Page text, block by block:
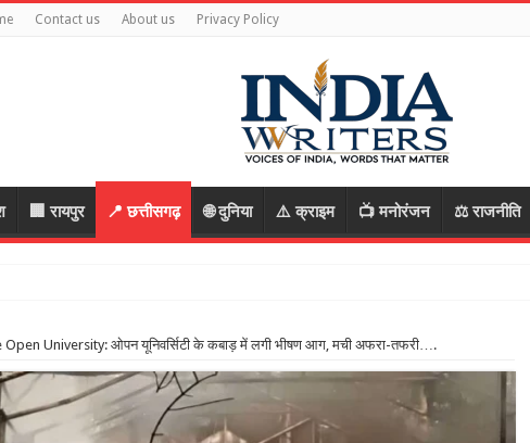
Contact us About us Privacy Policy
🏢 रायपुर 📍 छत्तीसगढ़ 🌐 दुनिया ⚠️ क्राइम 📺 मनोरंजन ⚖️ राजनीति
छत्तीसगढ़ म
Open University: ओपन यूनिवर्सिटी के कबाड़ में लगी भीषण आग, मची अफरा-तफरी….